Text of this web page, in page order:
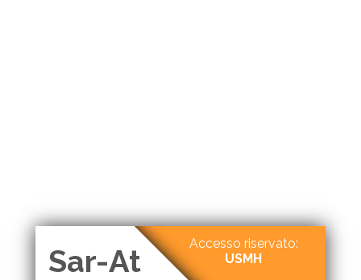
Sar-At
Accesso riservato:
USMH